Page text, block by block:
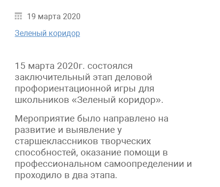
19 марта 2020
Зеленый коридор
15 марта 2020г. состоялся
заключительный этап деловой
профориентационной игры для
школьников «Зеленый коридор».
Мероприятие было направлено на
развитие и выявление у
старшеклассников творческих
способностей, оказание помощи в
профессиональном самоопределении и
проходило в два этапа.